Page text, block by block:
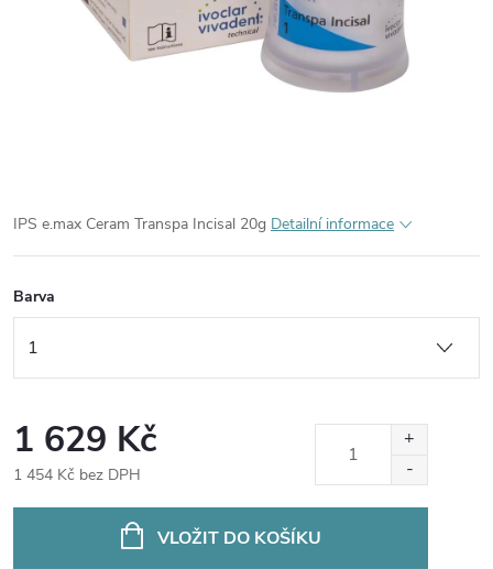
IPS e.max Ceram Transpa Incisal 20g Detailní informace
Barva
1 629 Kč
1 454 Kč bez DPH
VLOŽIT DO KOŠÍKU